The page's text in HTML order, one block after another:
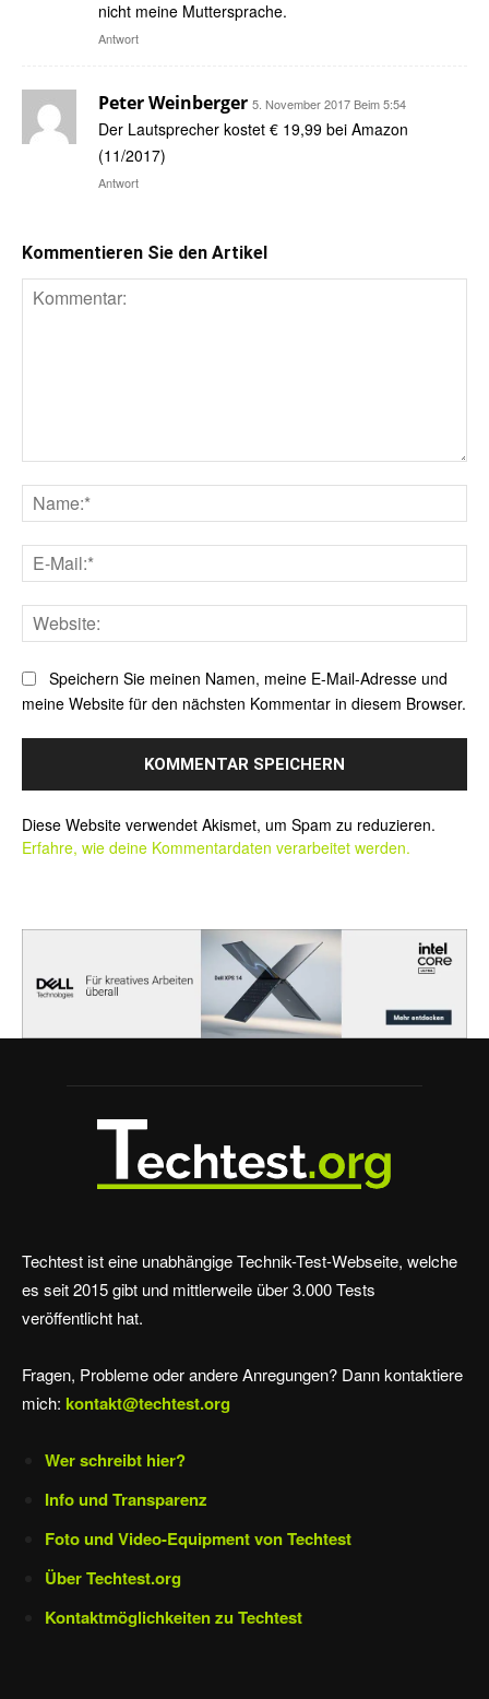
nicht meine Muttersprache.
Antwort
Peter Weinberger 5. November 2017 Beim 5:54
Der Lautsprecher kostet € 19,99 bei Amazon
(11/2017)
Antwort
Kommentieren Sie den Artikel
Speichern Sie meinen Namen, meine E-Mail-Adresse und
meine Website für den nächsten Kommentar in diesem Browser.
Diese Website verwendet Akismet, um Spam zu reduzieren.
Erfahre, wie deine Kommentardaten verarbeitet werden.
Techtest ist eine unabhängige Technik-Test-Webseite, welche
es seit 2015 gibt und mittlerweile über 3.000 Tests
veröffentlicht hat.
Fragen, Probleme oder andere Anregungen? Dann kontaktiere
mich: kontakt@techtest.org
Wer schreibt hier?
Info und Transparenz
Foto und Video-Equipment von Techtest
Über Techtest.org
Kontaktmöglichkeiten zu Techtest